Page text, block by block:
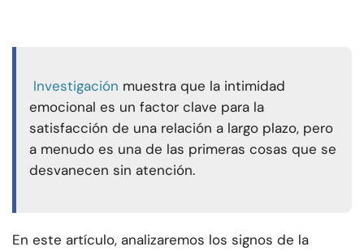
Investigación muestra que la intimidad
emocional es un factor clave para la
satisfacción de una relación a largo plazo, pero
a menudo es una de las primeras cosas que se
desvanecen sin atención.
En este artículo, analizaremos los signos de la